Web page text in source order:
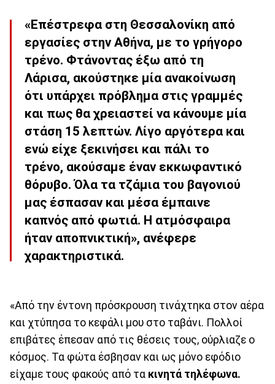
«Επέστρεφα στη Θεσσαλονίκη από
εργασίες στην Αθήνα, με το γρήγορο
τρένο. Φτάνοντας έξω από τη
Λάρισα, ακούστηκε μία ανακοίνωση
ότι υπάρχει πρόβλημα στις γραμμές
και πως θα χρειαστεί να κάνουμε μία
στάση 15 λεπτών. Λίγο αργότερα και
ενώ είχε ξεκινήσει και πάλι το
τρένο, ακούσαμε έναν εκκωφαντικό
θόρυβο. Όλα τα τζάμια του βαγονιού
μας έσπασαν και μέσα έμπαινε
καπνός από φωτιά. Η ατμόσφαιρα
ήταν αποπνικτική», ανέφερε
χαρακτηριστικά.
«Από την έντονη πρόσκρουση τινάχτηκα στον αέρα
και χτύπησα το κεφάλι μου στο ταβάνι. Πολλοί
επιβάτες έπεσαν από τις θέσεις τους, ούρλιαζε ο
κόσμος. Τα φώτα έσβησαν και ως μόνο εφόδιο
είχαμε τους φακούς από τα κινητά τηλέφωνα.